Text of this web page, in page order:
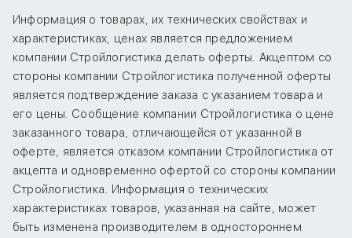
Информация о товарах, их технических свойствах и
характеристиках, ценах является предложением
компании Стройлогистика делать оферты. Акцептом со
стороны компании Стройлогистика полученной оферты
является подтверждение заказа с указанием товара и
его цены. Сообщение компании Стройлогистика о цене
заказанного товара, отличающейся от указанной в
оферте, является отказом компании Стройлогистика от
акцепта и одновременно офертой со стороны компании
Стройлогистика. Информация о технических
характеристиках товаров, указанная на сайте, может
быть изменена производителем в одностороннем